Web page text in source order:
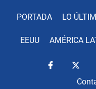
PORTADA LO
EEUU AMÉRICA